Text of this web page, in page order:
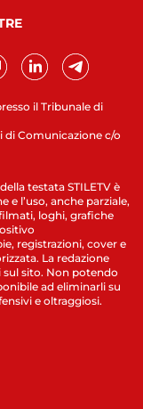
il Tribunale di
di Comunicazione c/o
testata STILETV è
e l’uso, anche parziale,
loghi, grafiche
registrazioni, cover e
La redazione
sito. Non potendo
ad eliminarli su
e oltraggiosi.